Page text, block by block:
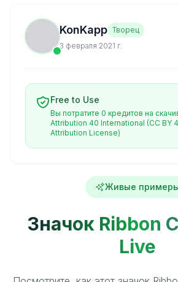
KonKapp Творец
3 февраля 2021 г.
Free to Use
Вы потратите 0 кредитов на
Attribution 40 International (CC BY
Attribution License)
Живые
Значок Ribbon
Live